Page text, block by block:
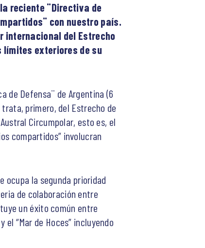
reciente ¨Directiva de
con nuestro país.
internacional del Estrecho
límites exteriores de su
de Defensa¨ de Argentina (6
trata, primero, del Estrecho de
Circumpolar, esto es, el
compartidos” involucran
ocupa la segunda prioridad
de colaboración entre
un éxito común entre
“Mar de Hoces” incluyendo